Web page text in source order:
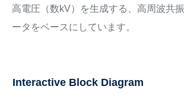
高電圧（数kV）を生成する、高周波共
ータをベースにしています。
Interactive Block Diagram